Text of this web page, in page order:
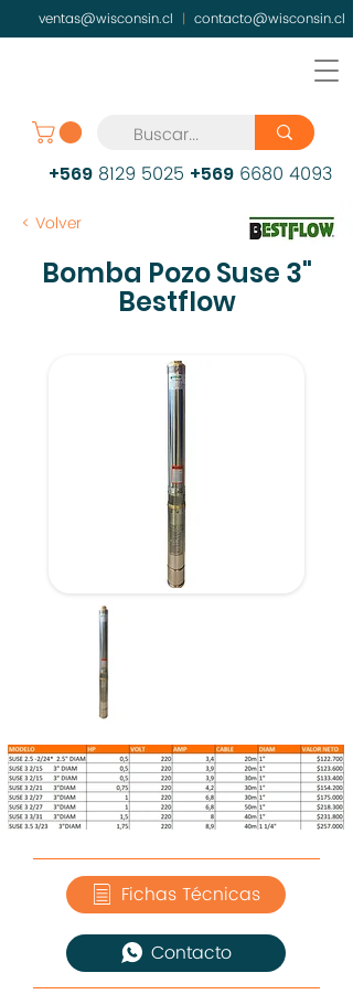
ventas@wisconsin.cl | contacto@wisconsin.cl
+569 8129 5025 +569 6680 4093
< Volver
Bomba Pozo Suse 3"
Bestflow
Fichas Técnicas
Contacto